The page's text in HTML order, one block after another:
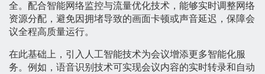
全。配合智能网络监控与流量优化技术，能够实时调整网络
资源分配，避免因拥堵导致的画面卡顿或声音延迟，保障会
议全程高质量运行。
在此基础上，引入人工智能技术为会议增添更多智能化服
务。例如，语音识别技术可实现会议内容的实时转录和自动